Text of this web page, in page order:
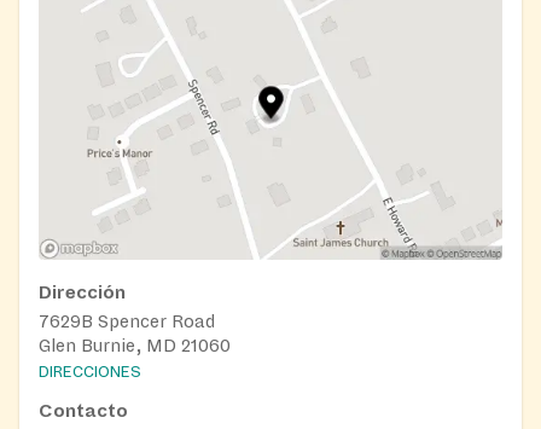
Dirección
7629B Spencer Road
Glen Burnie, MD 21060
DIRECCIONES
Contacto